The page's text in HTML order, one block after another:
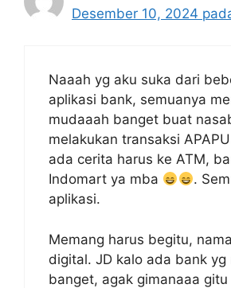
Desember 10, 2024
Naaah yg aku suka dari
aplikasi bank, semuanya
mudaaah banget buat
melakukan transaksi
ada cerita harus ke ATM,
Indomart ya mba
.
aplikasi.
Memang harus begitu,
digital. JD kalo ada bank yg
banget, agak gimanaaa gitu